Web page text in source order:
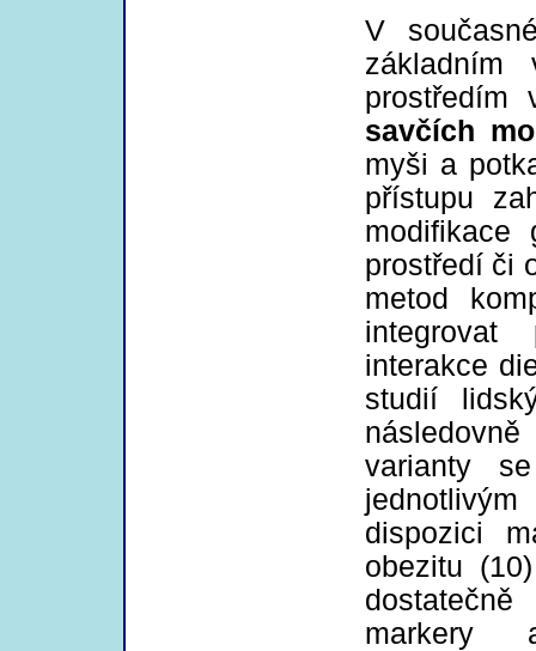
V
prostředím
savčích
myši a
přístupu
modifikace
prostředí či
metod
integrovat
interakce
studií
varianty
dispozici
obezitu
markery